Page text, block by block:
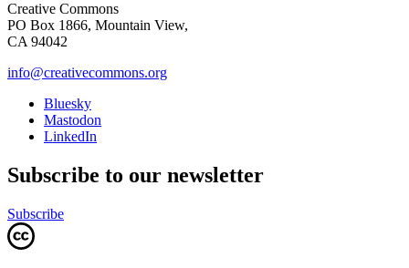
Creative Commons
PO Box 1866, Mountain View,
CA 94042
info@creativecommons.org
Bluesky
Mastodon
LinkedIn
Subscribe to our newsletter
Subscribe